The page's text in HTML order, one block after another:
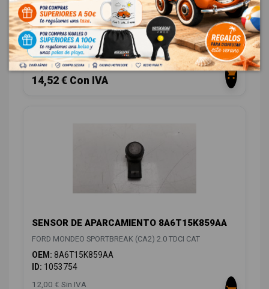
SENSOR DE APARCAMIENTO AH4215K859AA
FORD MONDEO SPORTBREAK (CA2) 2.0 TDCI CAT
OEM:AH4215K859AA
ID:1053753
12,00 € Sin IVA
14,52 € Con IVA
SENSOR DE APARCAMIENTO 8A6T15K859AA
FORD MONDEO SPORTBREAK (CA2) 2.0 TDCI CAT
OEM: 8A6T15K859AA
ID: 1053754
12,00 € Sin IVA